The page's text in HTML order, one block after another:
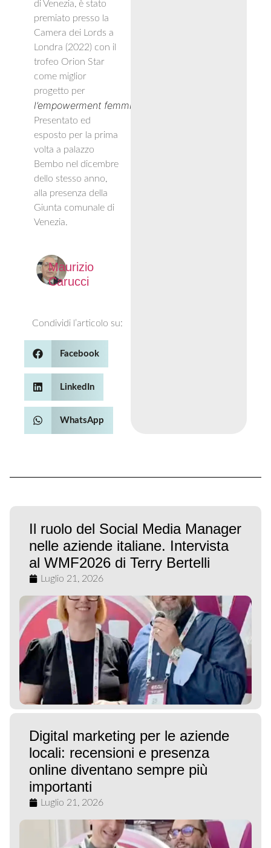
di Venezia, è stato
premiato presso la
Camera dei Lords a
Londra (2022) con il
trofeo Orion Star
come miglior
progetto per
l’empowerment femminile
Presentato ed
esposto per la prima
volta a palazzo
Bembo nel dicembre
dello stesso anno,
alla presenza della
Giunta comunale di
Venezia.
Maurizio
Carucci
Condividi l’articolo su:
Facebook
LinkedIn
WhatsApp
Il ruolo del Social Media Manager
nelle aziende italiane. Intervista
al WMF2026 di Terry Bertelli
Luglio 21, 2026
Digital marketing per le aziende
locali: recensioni e presenza
online diventano sempre più
importanti
Luglio 21, 2026